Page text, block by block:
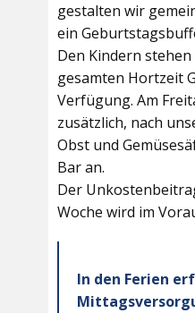
gestalten wir
ein
Den Kindern
gesamten Hortzeit
Verfügung. Am
zusätzlich, nach
Obst und
Bar an.
Der
Woche wird im
In den Ferien